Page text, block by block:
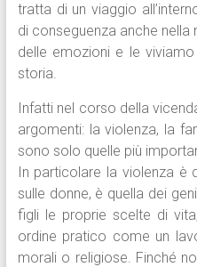
tratta di un viaggio
di conseguenza anche nella
delle emozioni e le
storia.
Infatti nel corso della
argomenti: la violenza, la
sono solo quelle più
In particolare la violenza è
sulle donne, è quella dei
figli le proprie scelte di
ordine pratico come un
morali o religiose. Finché